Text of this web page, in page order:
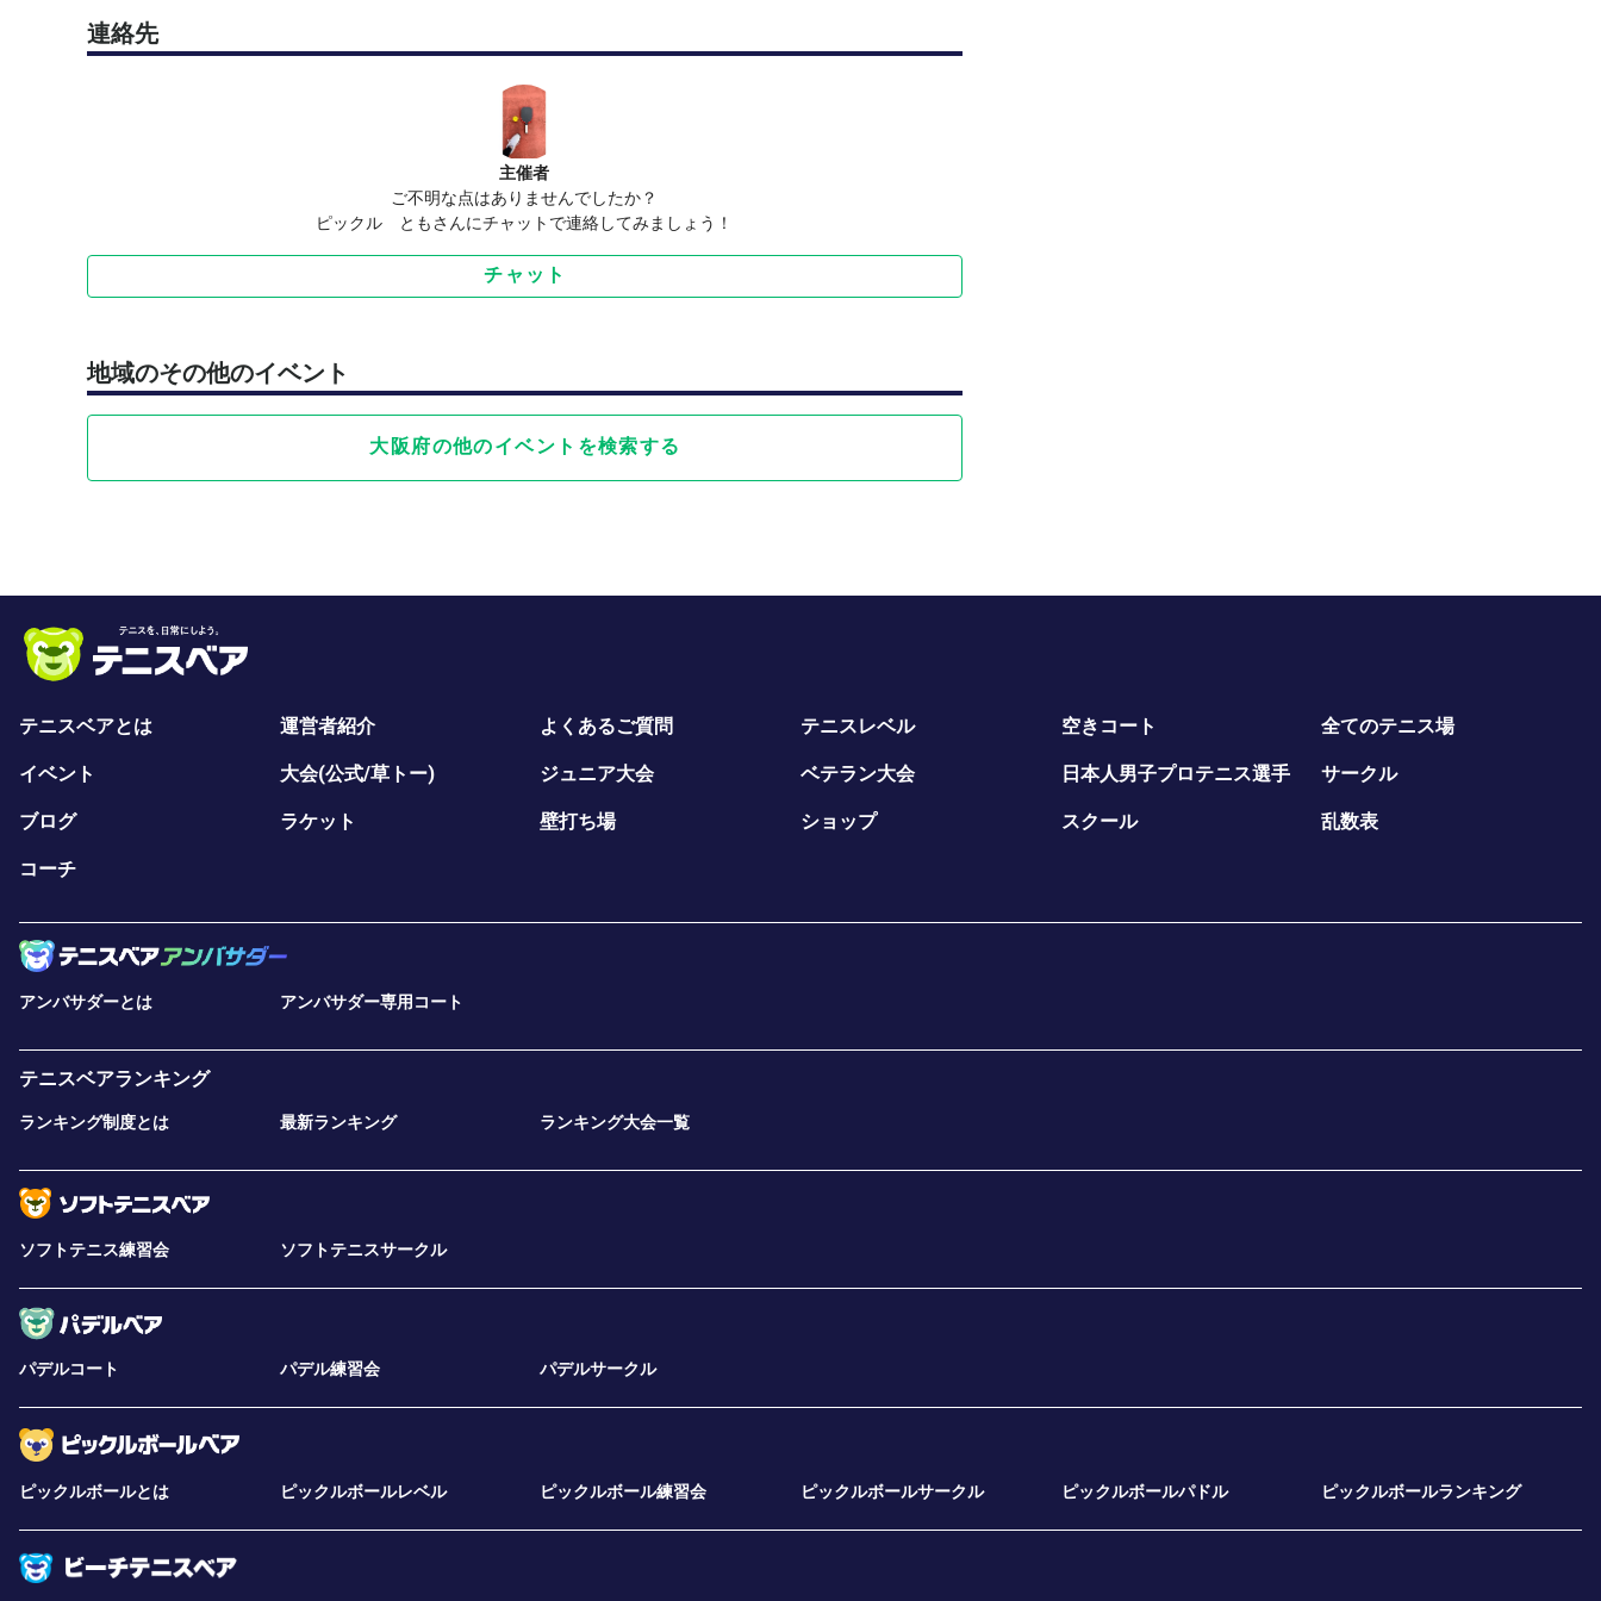
連絡先
主催者
ご不明な点はありませんでしたか？
ピックル ともさんにチャットで連絡してみましょう！
チャット
地域のその他のイベント
大阪府の他のイベントを検索する
テニスベアとは 運営者紹介 よくあるご質問 テニスレベル 空きコート 全てのテニス場
イベント 大会(公式/草トー) ジュニア大会 ベテラン大会 日本人男子プロテニス選手 サークル
ブログ ラケット 壁打ち場 ショップ スクール 乱数表
コーチ
アンバサダーとは アンバサダー専用コート
テニスベアランキング
ランキング制度とは 最新ランキング ランキング大会一覧
ソフトテニス練習会 ソフトテニスサークル
パデルコート パデル練習会 パデルサークル
ピックルボールとは ピックルボールレベル ピックルボール練習会 ピックルボールサークル ピックルボールパドル ピックルボールランキング